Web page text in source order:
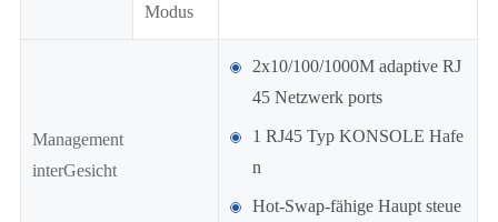
Modus
Management
interGesicht
2x10/100/1000M adaptive RJ
45 Netzwerk ports
1 RJ45 Typ KONSOLE Hafe
n
Hot-Swap-fähige Haupt steue